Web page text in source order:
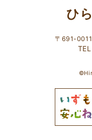
ひ
〒691-